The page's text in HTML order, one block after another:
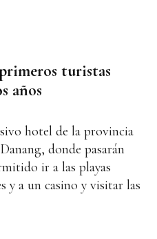
turistas
años
hotel de la provincia
donde pasarán
ir a las playas
y a un casino y visitar las